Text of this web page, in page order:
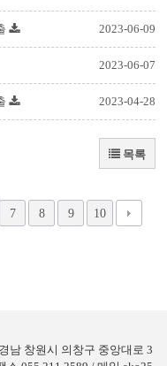
2023-06-09
2023-06-07
2023-04-28
목록
7 8 9 10
남 창원시 의창구 중앙대로 3